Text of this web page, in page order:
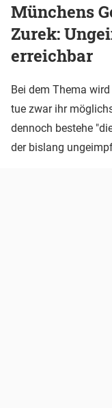
Münchens
Zurek:
erreichbar
Bei dem Thema
tue zwar ihr
dennoch bestehe
der bislang